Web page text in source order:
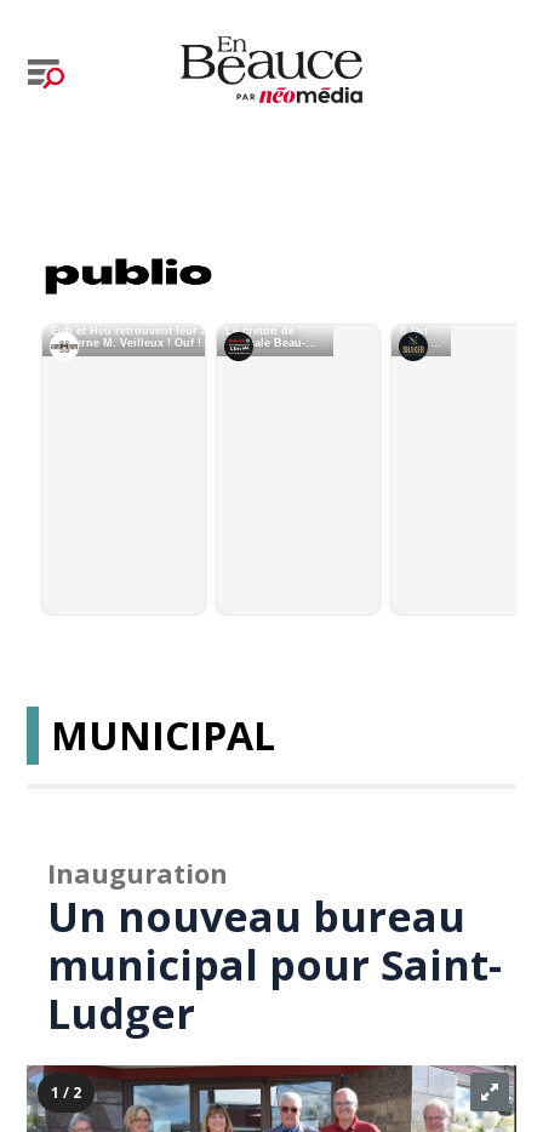
MUNICIPAL
Inauguration
Un nouveau bureau
municipal pour Saint-
Ludger
1 / 2